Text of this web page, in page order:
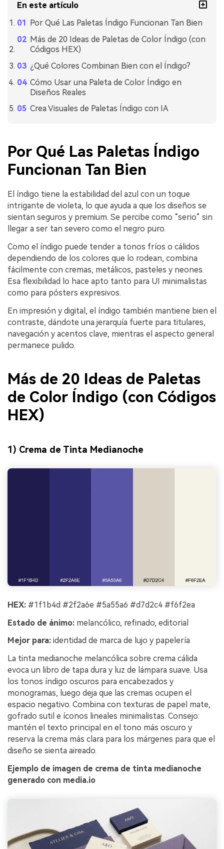
En este artículo
Por Qué Las Paletas Índigo Funcionan Tan Bien
Más de 20 Ideas de Paletas de Color Índigo (con
Códigos HEX)
¿Qué Colores Combinan Bien con el Índigo?
Cómo Usar una Paleta de Color Índigo en
Diseños Reales
Crea Visuales de Paletas Índigo con IA
Por Qué Las Paletas Índigo
Funcionan Tan Bien
El índigo tiene la estabilidad del azul con un toque
intrigante de violeta, lo que ayuda a que los diseños se
sientan seguros y premium. Se percibe como “serio” sin
llegar a ser tan severo como el negro puro.
Como el índigo puede tender a tonos fríos o cálidos
dependiendo de los colores que lo rodean, combina
fácilmente con cremas, metálicos, pasteles y neones.
Esa flexibilidad lo hace apto tanto para UI minimalistas
como para pósters expresivos.
En impresión y digital, el índigo también mantiene bien el
contraste, dándote una jerarquía fuerte para titulares,
navegación y acentos clave, mientras el aspecto general
permanece pulido.
Más de 20 Ideas de Paletas
de Color Índigo (con Códigos
HEX)
1) Crema de Tinta Medianoche
HEX: #1f1b4d #2f2a6e #5a55a6 #d7d2c4 #f6f2ea
Estado de ánimo: melancólico, refinado, editorial
Mejor para: identidad de marca de lujo y papelería
La tinta medianoche melancólica sobre crema cálida
evoca un libro de tapa dura y luz de lámpara suave. Usa
los tonos índigo oscuros para encabezados y
monogramas, luego deja que las cremas ocupen el
espacio negativo. Combina con texturas de papel mate,
gofrado sutil e íconos lineales minimalistas. Consejo:
mantén el texto principal en el tono más oscuro y
reserva la crema más clara para los márgenes para que el
diseño se sienta aireado.
Ejemplo de imagen de crema de tinta medianoche
generado con media.io